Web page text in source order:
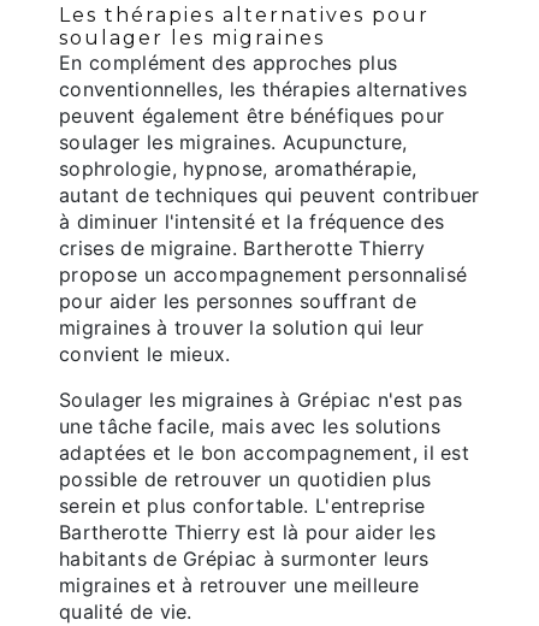
Les thérapies alternatives pour
soulager les migraines
En complément des approches plus
conventionnelles, les thérapies alternatives
peuvent également être bénéfiques pour
soulager les migraines. Acupuncture,
sophrologie, hypnose, aromathérapie,
autant de techniques qui peuvent contribuer
à diminuer l'intensité et la fréquence des
crises de migraine. Bartherotte Thierry
propose un accompagnement personnalisé
pour aider les personnes souffrant de
migraines à trouver la solution qui leur
convient le mieux.
Soulager les migraines à Grépiac n'est pas
une tâche facile, mais avec les solutions
adaptées et le bon accompagnement, il est
possible de retrouver un quotidien plus
serein et plus confortable. L'entreprise
Bartherotte Thierry est là pour aider les
habitants de Grépiac à surmonter leurs
migraines et à retrouver une meilleure
qualité de vie.